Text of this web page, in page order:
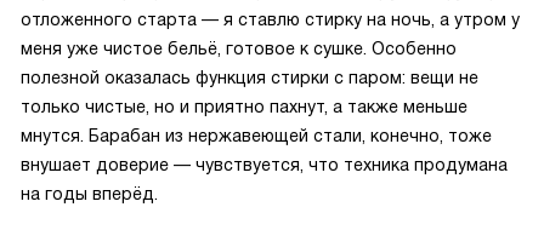
отложенного старта — я ставлю стирку на ночь, а утром у
меня уже чистое бельё, готовое к сушке. Особенно
полезной оказалась функция стирки с паром: вещи не
только чистые, но и приятно пахнут, а также меньше
мнутся. Барабан из нержавеющей стали, конечно, тоже
внушает доверие — чувствуется, что техника продумана
на годы вперёд.